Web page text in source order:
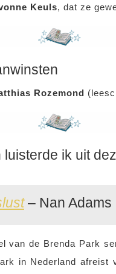
Keuls, dat ze
Rozemond
luisterde ik uit
– Nan Adams
van de Brenda Park
in Nederland afreist